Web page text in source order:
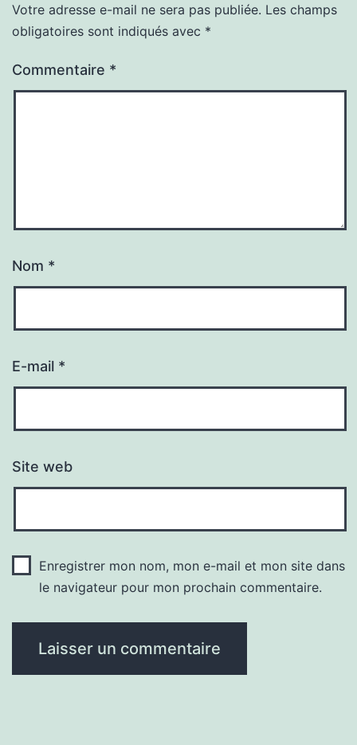
Votre adresse e-mail ne sera pas publiée. Les champs
obligatoires sont indiqués avec *
Commentaire *
Nom *
E-mail *
Site web
Enregistrer mon nom, mon e-mail et mon site dans
le navigateur pour mon prochain commentaire.